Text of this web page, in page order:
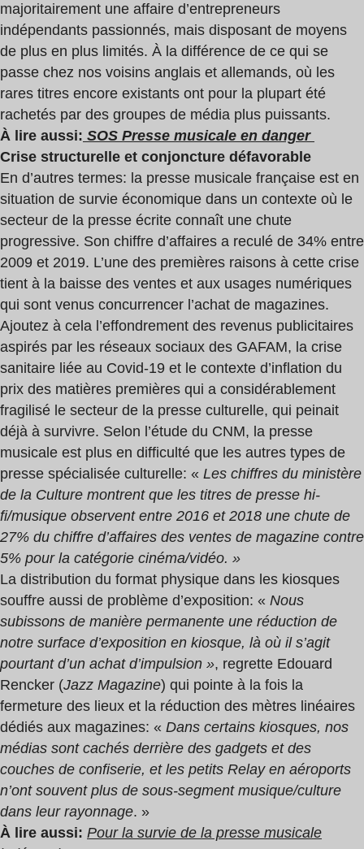
majoritairement une affaire d’entrepreneurs
indépendants passionnés, mais disposant de moyens
de plus en plus limités. À la différence de ce qui se
passe chez nos voisins anglais et allemands, où les
rares titres encore existants ont pour la plupart été
rachetés par des groupes de média plus puissants.
À lire aussi: SOS Presse musicale en danger
Crise structurelle et conjoncture défavorable
En d’autres termes: la presse musicale française est en
situation de survie économique dans un contexte où le
secteur de la presse écrite connaît une chute
progressive. Son chiffre d’affaires a reculé de 34% entre
2009 et 2019. L’une des premières raisons à cette crise
tient à la baisse des ventes et aux usages numériques
qui sont venus concurrencer l’achat de magazines.
Ajoutez à cela l’effondrement des revenus publicitaires
aspirés par les réseaux sociaux des GAFAM, la crise
sanitaire liée au Covid-19 et le contexte d’inflation du
prix des matières premières qui a considérablement
fragilisé le secteur de la presse culturelle, qui peinait
déjà à survivre. Selon l’étude du CNM, la presse
musicale est plus en difficulté que les autres types de
presse spécialisée culturelle: « Les chiffres du ministère
de la Culture montrent que les titres de presse hi-
fi/musique observent entre 2016 et 2018 une chute de
27% du chiffre d’affaires des ventes de magazine contre
5% pour la catégorie cinéma/vidéo. »
La distribution du format physique dans les kiosques
souffre aussi de problème d’exposition: « Nous
subissons de manière permanente une réduction de
notre surface d’exposition en kiosque, là où il s’agit
pourtant d’un achat d’impulsion », regrette Edouard
Rencker (Jazz Magazine) qui pointe à la fois la
fermeture des lieux et la réduction des mètres linéaires
dédiés aux magazines: « Dans certains kiosques, nos
médias sont cachés derrière des gadgets et des
couches de confiserie, et les petits Relay en aéroports
n’ont souvent plus de sous-segment musique/culture
dans leur rayonnage. »
À lire aussi: Pour la survie de la presse musicale